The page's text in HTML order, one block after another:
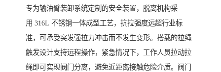
专为输油臂装卸系统定制的安全装置，脱离机构采
用 316L 不锈钢一体成型工艺，抗拉强度远超行业标
准，可承受突发强拉力冲击而不发生变形。搭载的拉绳
触发设计支持远程操作，紧急情况下，工作人员拉动拉
绳即可实现阀门分离，避免近距离接触危险介质。阀门